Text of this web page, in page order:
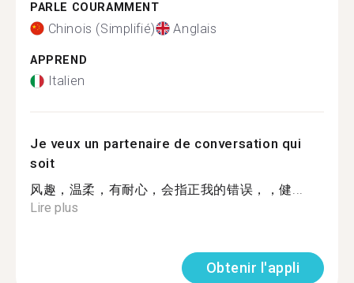
PARLE COURAMMENT
Chinois (Simplifié) Anglais
APPREND
Italien
Je veux un partenaire de conversation qui
soit
风趣，温柔，有耐心，会指正我的错误，，健...
Lire plus
Obtenir l'appli